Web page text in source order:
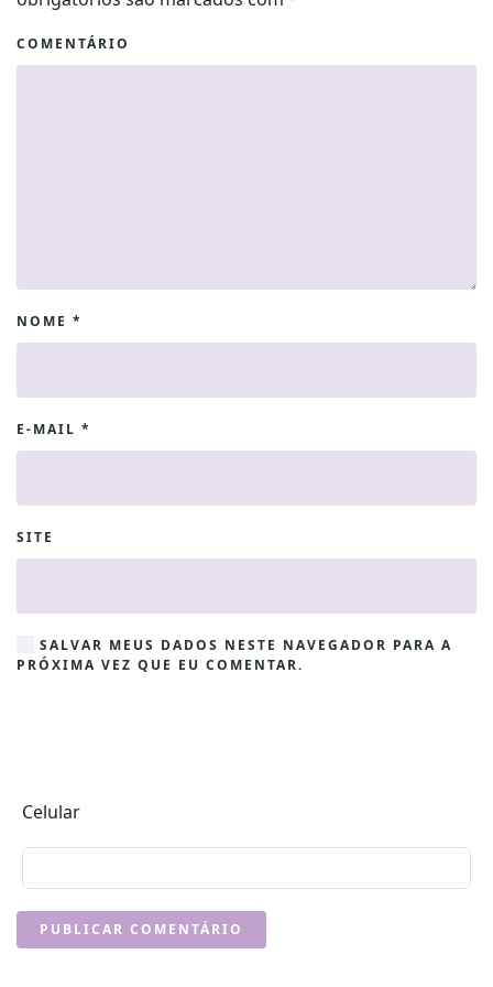
COMENTÁRIO
NOME *
E-MAIL *
SITE
SALVAR MEUS DADOS NESTE NAVEGADOR PARA A
PRÓXIMA VEZ QUE EU COMENTAR.
Celular
PUBLICAR COMENTÁRIO